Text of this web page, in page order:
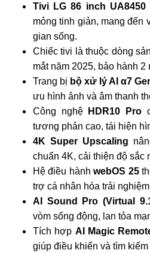
Tivi LG 86 inch UA8450
mỏng tinh giản, mang đến
gian sống.
Chiếc tivi là thuộc dòng
mắt năm 2025, bảo hành 2
Trang bị bộ xử lý AI α7
ưu hình ảnh và âm thanh
Công nghệ
HDR10 Pro
tương phản cao, tái hiện
4K Super Upscaling
chuẩn 4K, cải thiện độ sắc
Hệ điều hànhwebOS 25
trợ cá nhân hóa trải
AI Sound Pro (Virtual
vòm sống động, lan tỏa
Tích hợp AI Magic
giúp điều khiển và tìm